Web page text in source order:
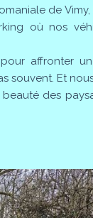
de
où nos
affronter
souvent. Et
des